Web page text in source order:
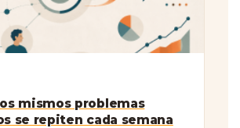
mismos problemas
se repiten cada semana